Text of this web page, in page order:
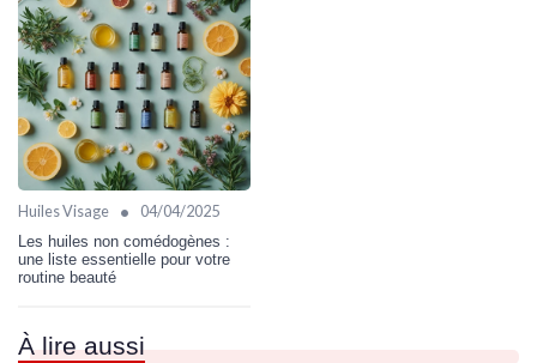
Huiles Visage • 04/04/2025
Les huiles non comédogènes :
une liste essentielle pour votre
routine beauté
À lire aussi